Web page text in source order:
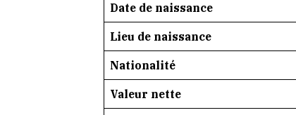
Date de naissance
Lieu de naissance
Nationalité
Valeur nette